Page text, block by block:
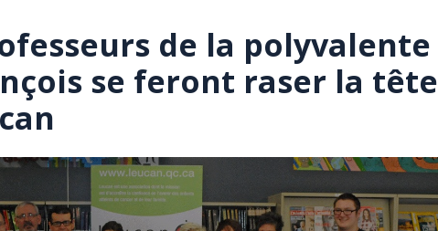
de la polyvalente
se feront raser la tête